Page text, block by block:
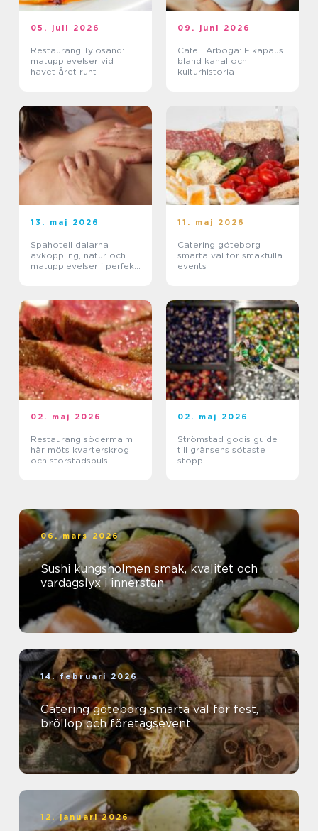
05. juli 2026
Restaurang Tylösand:
matupplevelser vid
havet året runt
09. juni 2026
Cafe i Arboga: Fikapaus
bland kanal och
kulturhistoria
13. maj 2026
Spahotell dalarna
avkoppling, natur och
matupplevelser i perfekt
11. maj 2026
Catering göteborg
smarta val för smakfulla
events
02. maj 2026
Restaurang södermalm
här möts kvarterskrog
och storstadspuls
02. maj 2026
Strömstad godis guide
till gränsens sötaste
stopp
06. mars 2026
Sushi kungsholmen smak, kvalitet och
vardagslyx i innerstan
14. februari 2026
Catering göteborg smarta val för fest,
bröllop och företagsevent
12. januari 2026